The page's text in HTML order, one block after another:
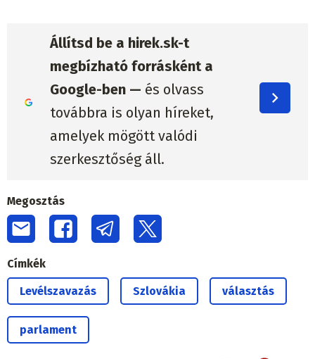
Állítsd be a hirek.sk-t
megbízható forrásként a
Google-ben — és olvass
továbbra is olyan híreket,
amelyek mögött valódi
szerkesztőség áll.
Megosztás
Címkék
Levélszavazás Szlovákia választás
parlament